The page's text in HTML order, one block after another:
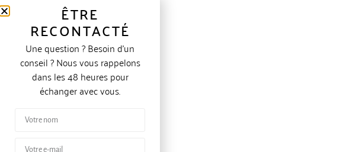
ÊTRE
RECONTACTÉ
Une question ? Besoin d’un
conseil ? Nous vous rappelons
dans les 48 heures pour
échanger avec vous.